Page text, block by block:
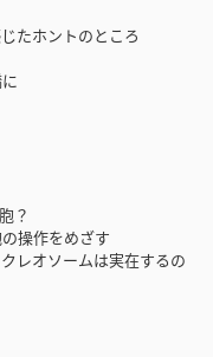
たホントのところ
？
操作をめざす
レオソームは実在するの